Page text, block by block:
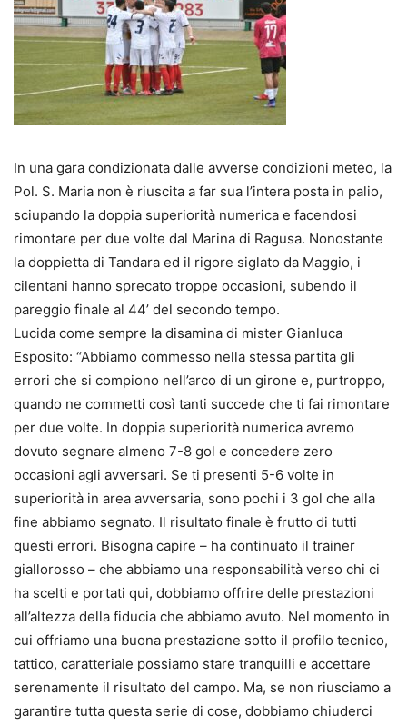
In una gara condizionata dalle avverse condizioni meteo, la
Pol. S. Maria non è riuscita a far sua l’intera posta in palio,
sciupando la doppia superiorità numerica e facendosi
rimontare per due volte dal Marina di Ragusa. Nonostante
la doppietta di Tandara ed il rigore siglato da Maggio, i
cilentani hanno sprecato troppe occasioni, subendo il
pareggio finale al 44’ del secondo tempo.
Lucida come sempre la disamina di mister Gianluca
Esposito: “Abbiamo commesso nella stessa partita gli
errori che si compiono nell’arco di un girone e, purtroppo,
quando ne commetti così tanti succede che ti fai rimontare
per due volte. In doppia superiorità numerica avremo
dovuto segnare almeno 7-8 gol e concedere zero
occasioni agli avversari. Se ti presenti 5-6 volte in
superiorità in area avversaria, sono pochi i 3 gol che alla
fine abbiamo segnato. Il risultato finale è frutto di tutti
questi errori. Bisogna capire – ha continuato il trainer
giallorosso – che abbiamo una responsabilità verso chi ci
ha scelti e portati qui, dobbiamo offrire delle prestazioni
all’altezza della fiducia che abbiamo avuto. Nel momento in
cui offriamo una buona prestazione sotto il profilo tecnico,
tattico, caratteriale possiamo stare tranquilli e accettare
serenamente il risultato del campo. Ma, se non riusciamo a
garantire tutta questa serie di cose, dobbiamo chiuderci